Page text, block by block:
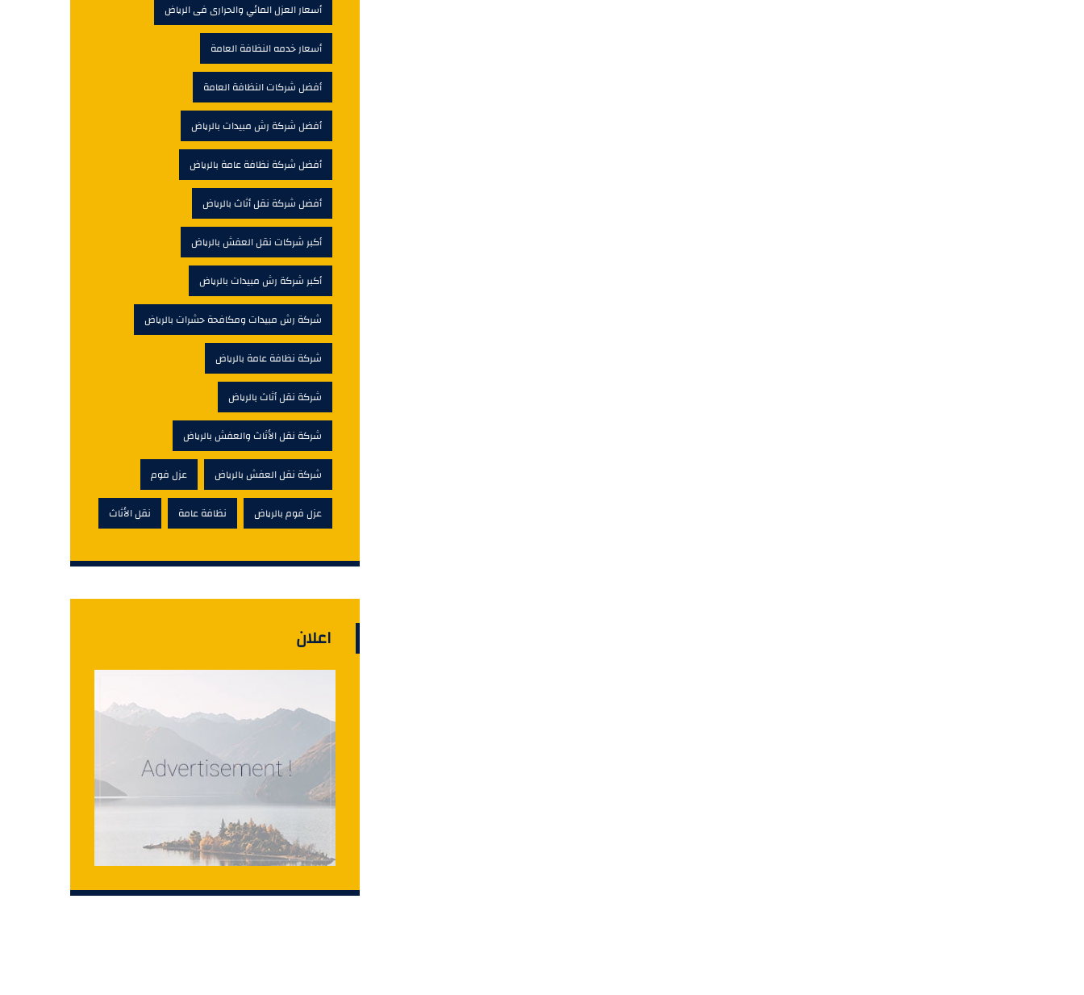
أسعار العزل المائي والحرارى فى الرياض
أسعار خدمه النظافة العامة
أفضل شركات النظافة العامة
أفضل شركة رش مبيدات بالرياض
أفضل شركة نظافة عامة بالرياض
أفضل شركة نقل أثاث بالرياض
أكبر شركات نقل العفش بالرياض
أكبر شركة رش مبيدات بالرياض
شركة رش مبيدات ومكافحة حشرات بالرياض
شركة نظافة عامة بالرياض
شركة نقل أثاث بالرياض
شركة نقل الأثاث والعفش بالرياض
شركة نقل العفش بالرياض عزل فوم
عزل فوم بالرياض نظافة عامة نقل الأثاث
اعلان